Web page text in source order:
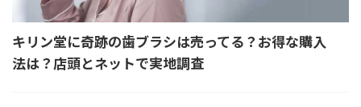
キリン堂に奇跡の歯ブラシは売ってる？お得な購入
法は？店頭とネットで実地調査